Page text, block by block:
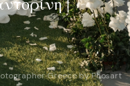
|
Greece by Phosart